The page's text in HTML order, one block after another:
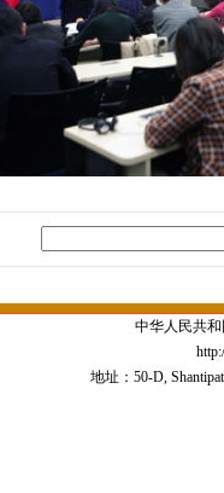
中华人民共
地址：50-D,